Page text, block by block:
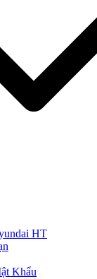
Cao Cấp
Giả Gỗ
HT
Khẩu